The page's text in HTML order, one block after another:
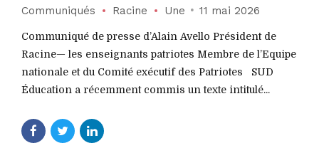
Communiqués Racine Une 11 mai 2026
Communiqué de presse d’Alain Avello Président de
Racine— les enseignants patriotes Membre de l’Equipe
nationale et du Comité exécutif des Patriotes SUD
Éducation a récemment commis un texte intitulé...